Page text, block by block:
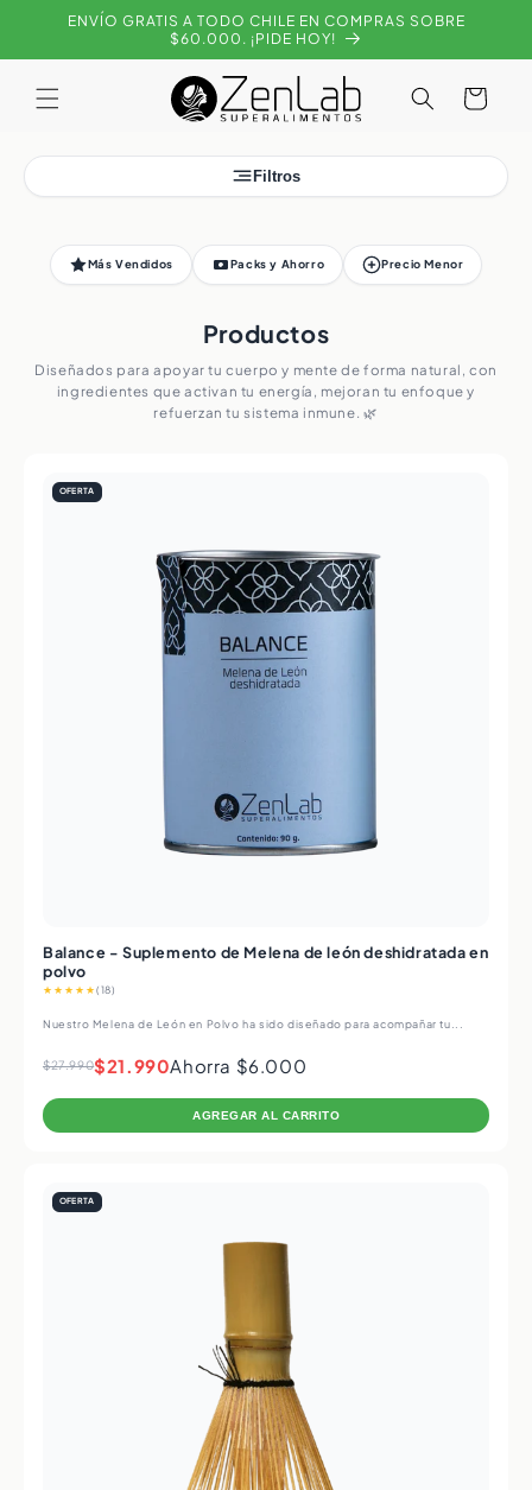
directamente
ENVÍO GRATIS A TODO CHILE EN COMPRAS SOBRE
$60.000. ¡PIDE HOY!
Carrito
Filtros
Más Vendidos Packs y Ahorro Precio Menor
Productos
Diseñados para apoyar tu cuerpo y mente de forma natural, con
ingredientes que activan tu energía, mejoran tu enfoque y
refuerzan tu sistema inmune. 🌿
OFERTA
Balance - Suplemento de Melena de león deshidratada en
polvo
★★★★★(18)
Nuestro Melena de León en Polvo ha sido diseñado para acompañar tu...
$27.990$21.990Ahorra $6.000
AGREGAR AL CARRITO
OFERTA